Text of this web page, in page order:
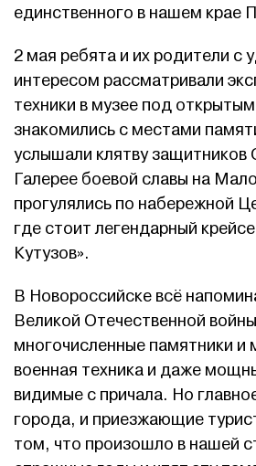
единственного в нашем крае
2 мая ребята и их родители с
интересом рассматривали
техники в музее под
знакомились с местами
услышали клятву защитников
Галерее боевой славы на
прогулялись по набережной
где стоит легендарный
Кутузов».
В Новороссийске всё
Великой Отечественной
многочисленные памятники и
военная техника и даже
видимые с причала. Но
города, и приезжающие
том, что произошло в нашей